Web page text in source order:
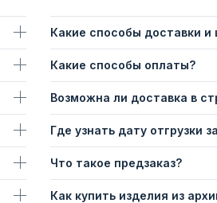
Какие способы доставки и
Какие способы оплаты?
Возможна ли доставка в
Где узнать дату отгрузки
Что такое предзаказ?
Как купить изделия из